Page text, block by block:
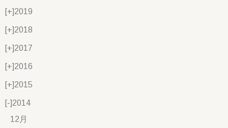
[+]2019
[+]2018
[+]2017
[+]2016
[+]2015
[-]2014
12月